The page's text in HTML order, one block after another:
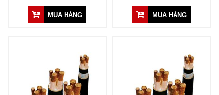
MUA HÀNG MUA HÀNG